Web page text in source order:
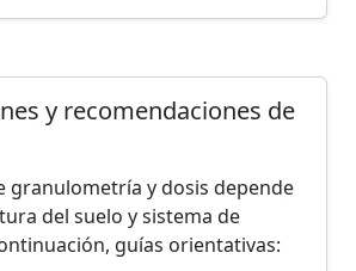
y recomendaciones de
granulometría y dosis depende
del suelo y sistema de
guías orientativas: